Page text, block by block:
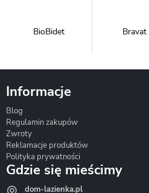
BioBidet Bravat
Informacje
Blog
Regulamin zakupów
Zwroty
Reklamacje produktów
Polityka prywatności
Gdzie się mieścimy
dom-lazienka.pl